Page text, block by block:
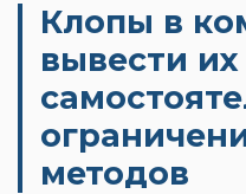
Клопы в
вывести их
методов